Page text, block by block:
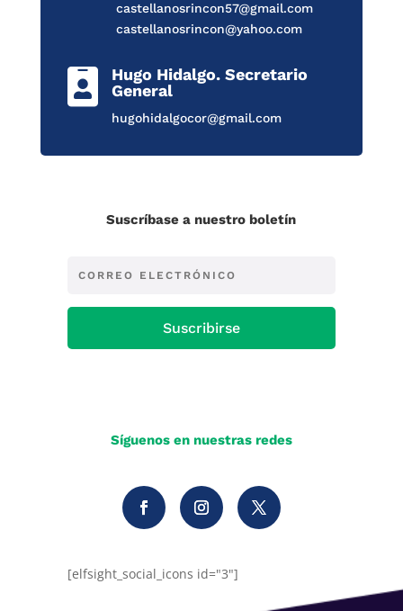
castellanosrincon57@gmail.com
castellanosrincon@yahoo.com

Hugo Hidalgo. Secretario
General
hugohidalgocor@gmail.com
Suscríbase a nuestro boletín
Suscribirse
Síguenos en nuestras redes
[elfsight_social_icons id="3"]